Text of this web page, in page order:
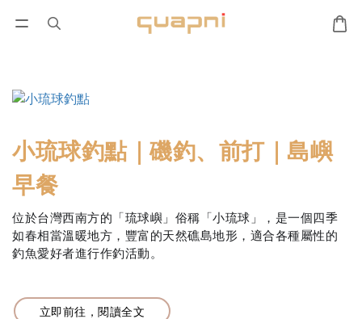
小琉球釣點｜磯釣、前打｜島嶼
早餐
位於台灣西南方的「琉球嶼」俗稱「小琉球」，是一個四季
如春相當溫暖地方，豐富的天然礁島地形，適合各種屬性的
釣魚愛好者進行作釣活動。
立即前往，閱讀全文